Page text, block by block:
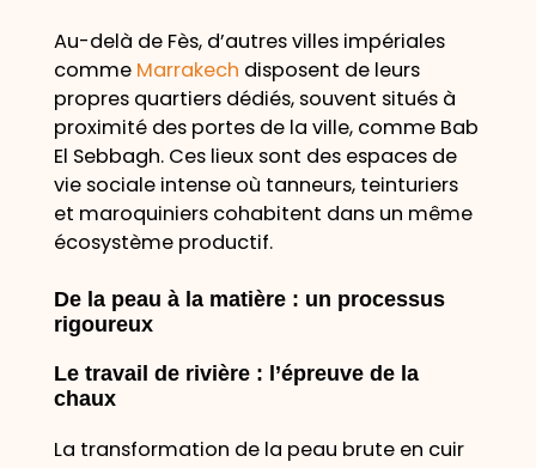
Au-delà de Fès, d’autres villes impériales
commeMarrakech disposent de leurs
propres quartiers dédiés, souvent situés à
proximité des portes de la ville, comme Bab
El Sebbagh. Ces lieux sont des espaces de
vie sociale intense où tanneurs, teinturiers
et maroquiniers cohabitent dans un même
écosystème productif.
De la peau à la matière : un processus
rigoureux
Le travail de rivière : l’épreuve de la
chaux
La transformation de la peau brute en cuir